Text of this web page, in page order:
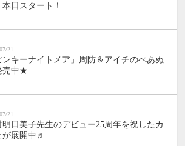
日スタート！
21
ンキーナイトメア」周防＆アイチのぺあぬ
売中★
21
明日美子先生のデビュー25周年を祝したカ
が展開中♬